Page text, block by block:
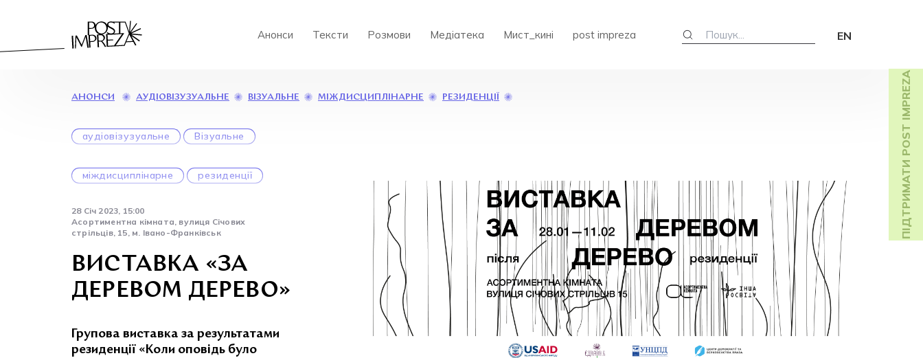
Анонси Тексти Розмови Медіатека Мист_кині post impreza EN
ПІДТРИМАТИ POST IMPREZA
АНОНСИ АУДІОВІЗУЗУАЛЬНЕ ВІЗУАЛЬНЕ МІЖДИСЦИПЛІНАРНЕ РЕЗИДЕНЦІЇ
аудіовізузуальне Візуальне
міждисциплінарне резиденції
28 Січ 2023, 15:00
Асортиментна кімната, вулиця Січових
стрільців, 15, м. Івано-Франківськ
ВИСТАВКА «ЗА
ДЕРЕВОМ ДЕРЕВО»
Групова виставка за результатами
резиденції «Коли оповідь було